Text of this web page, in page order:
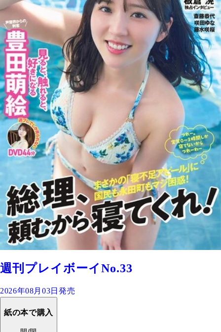
週刊プレイボーイNo.33
2026年08月03日発売
紙の本で購入